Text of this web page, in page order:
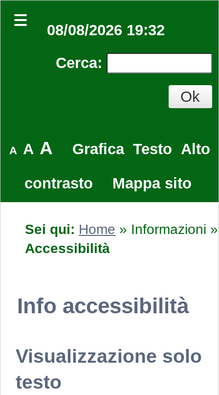
08/08/2026 19:32
Cerca:
A A A Grafica Testo Alto
contrasto
Mappa sito
Sei qui: Home » Informazioni »
Accessibilità
Info accessibilità
Visualizzazione solo
testo